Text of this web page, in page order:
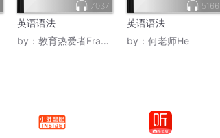
7037
英语语法
by： 教育热爱者Franny
5166
英语语法
by： 何老师He